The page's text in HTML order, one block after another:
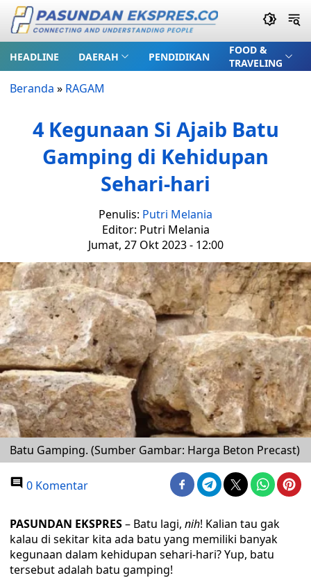
HEADLINE DAERAH PENDIDIKAN
FOOD &
TRAVELING
Beranda » RAGAM
4 Kegunaan Si Ajaib Batu
Gamping di Kehidupan
Sehari-hari
Penulis: Putri Melania
Editor: Putri Melania
Jumat, 27 Okt 2023 - 12:00
Batu Gamping. (Sumber Gambar: Harga Beton Precast)
0 Komentar
PASUNDAN EKSPRES– Batu lagi, nih! Kalian tau gak
kalau di sekitar kita ada batu yang memiliki banyak
kegunaan dalam kehidupan sehari-hari? Yup, batu
tersebut adalah batu gamping!